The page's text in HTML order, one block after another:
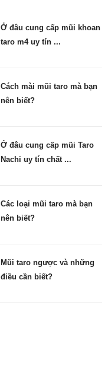
Ở đâu cung cấp mũi khoan
taro m4 uy tín ...
Cách mài mũi taro mà bạn
nên biết?
Ở đâu cung cấp mũi Taro
Nachi uy tín chất ...
Các loại mũi taro mà bạn
nên biết?
Mũi taro ngược và những
điều cần biết?